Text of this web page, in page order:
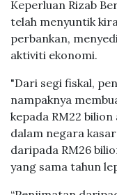
Keputusan BNM
Keperluan Rizab
telah menyuntik
perbankan,
aktiviti ekonomi.
"Dari segi fiskal,
nampaknya
kepada RM22
dalam negara
daripada RM26